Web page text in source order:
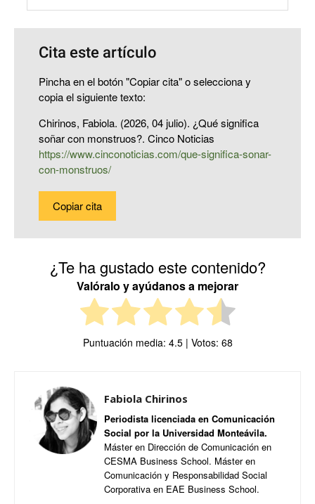
Cita este artículo
Pincha en el botón "Copiar cita" o selecciona y
copia el siguiente texto:
Chirinos, Fabiola. (2026, 04 julio). ¿Qué significa
soñar con monstruos?. Cinco Noticias
https://www.cinconoticias.com/que-significa-sonar-
con-monstruos/
Copiar cita
¿Te ha gustado este contenido?
Valóralo y ayúdanos a mejorar
Puntuación media: 4.5| Votos: 68
Fabiola Chirinos
Periodista licenciada en Comunicación
Social por la Universidad Monteávila.
Máster en Dirección de Comunicación en
CESMA Business School. Máster en
Comunicación y Responsabilidad Social
Corporativa en EAE Business School.